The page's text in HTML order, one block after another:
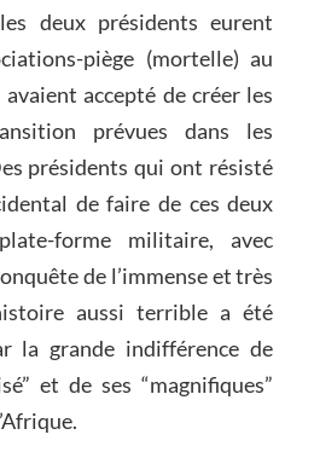
deux présidents eurent
piège (mortelle) au
accepté de créer les
prévues dans les
présidents qui ont résisté
de faire de ces deux
forme militaire, avec
de l’immense et très
aussi terrible a été
la grande indifférence de
et de ses “magnifiques”